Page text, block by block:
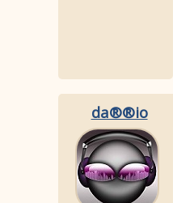
da®®io